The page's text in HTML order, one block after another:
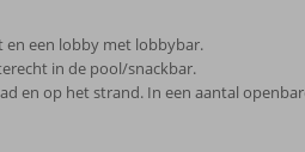
en een lobby met lobbybar.
in de pool/snackbar.
en op het strand. In een aantal